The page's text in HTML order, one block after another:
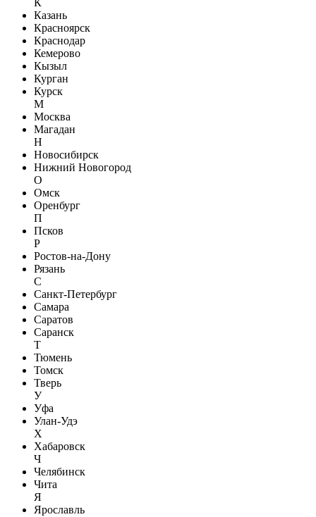
К
Казань
Красноярск
Краснодар
Кемерово
Кызыл
Курган
Курск
М
Москва
Магадан
Н
Новосибирск
Нижний Новогород
О
Омск
Оренбург
П
Псков
Р
Ростов-на-Дону
Рязань
С
Санкт-Петербург
Самара
Саратов
Саранск
Т
Тюмень
Томск
Тверь
У
Уфа
Улан-Удэ
Х
Хабаровск
Ч
Челябинск
Чита
Я
Ярославль